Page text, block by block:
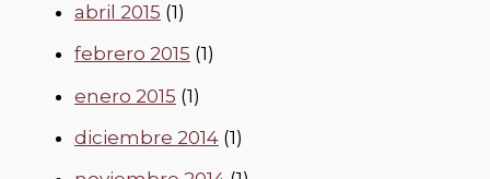
abril 2015 (1)
febrero 2015 (1)
enero 2015 (1)
diciembre 2014 (1)